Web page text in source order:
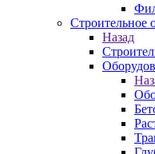
Строительное
Назад